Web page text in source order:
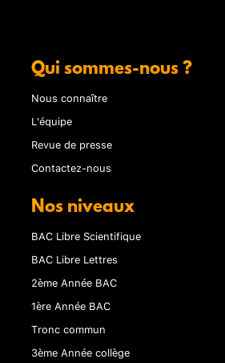
Qui sommes-nous ?
Nous connaître
L'équipe
Revue de presse
Contactez-nous
Nos niveaux
BAC Libre Scientifique
BAC Libre Lettres
2ème Année BAC
1ère Année BAC
Tronc commun
3ème Année collège